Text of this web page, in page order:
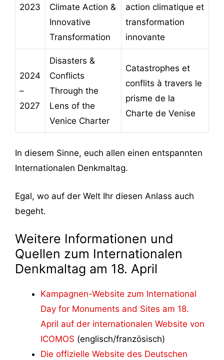
2023
Climate Action &
Innovative
Transformation
action climatique et
transformation
innovante
2024
–
2027
Disasters &
Conflicts
Through the
Lens of the
Venice Charter
Catastrophes et
conflits à travers le
prisme de la
Charte de Venise
In diesem Sinne, euch allen einen entspannten
Internationalen Denkmaltag.
Egal, wo auf der Welt Ihr diesen Anlass auch
begeht.
Weitere Informationen und
Quellen zum Internationalen
Denkmaltag am 18. April
Kampagnen-Website zum International
Day for Monuments and Sites am 18.
April auf der internationalen Website von
ICOMOS (englisch/französisch)
Die offizielle Website des Deutschen